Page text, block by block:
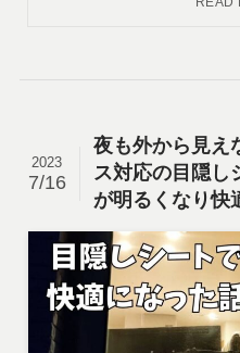
夜も外から見え
ス対応の目隠し
が明るくなり快
2023
7/16